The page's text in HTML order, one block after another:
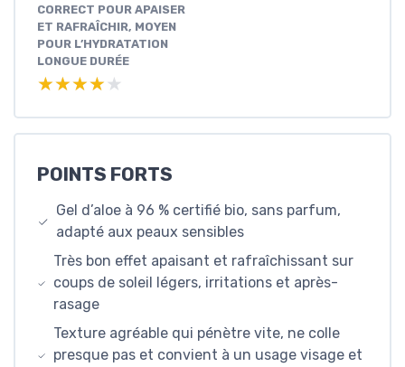
CORRECT POUR APAISER
ET RAFRAÎCHIR, MOYEN
POUR L’HYDRATATION
LONGUE DURÉE
★★★★★
★★★★★
POINTS FORTS
Gel d’aloe à 96 % certifié bio, sans parfum,
adapté aux peaux sensibles
Très bon effet apaisant et rafraîchissant sur
coups de soleil légers, irritations et après-
rasage
Texture agréable qui pénètre vite, ne colle
presque pas et convient à un usage visage et